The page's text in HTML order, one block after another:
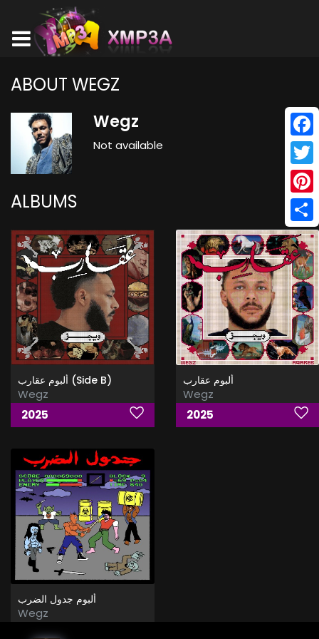
ABOUT WEGZ
Wegz
Not available
ALBUMS
ألبوم عقارب (Side B)
Wegz
2025
ألبوم عقارب
Wegz
2025
ألبوم جدول الضرب
Wegz
2025